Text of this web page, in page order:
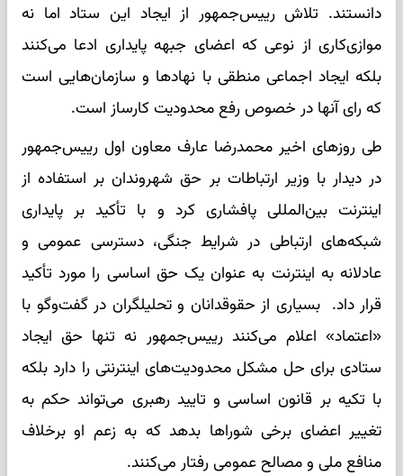
دانستند. تلاش رییس‌جمهور از ایجاد این ستاد اما نه
موازی‌کاری از نوعی که اعضای جبهه پایداری ادعا می‌کنند
بلکه ایجاد اجماعی منطقی با نهادها و سازمان‌هایی است
که رای آنها در خصوص رفع محدودیت کارساز است.
طی روزهای اخیر محمدرضا عارف معاون اول رییس‌جمهور
در دیدار با وزیر ارتباطات بر حق شهروندان بر استفاده از
اینترنت بین‌المللی پافشاری کرد و با تأکید بر پایداری
شبکه‌های ارتباطی در شرایط جنگی، دسترسی عمومی و
عادلانه به اینترنت به عنوان یک حق اساسی را مورد تأکید
قرار داد. بسیاری از حقوقدانان و تحلیلگران در گفت‌وگو با
«اعتماد» اعلام می‌کنند رییس‌جمهور نه تنها حق ایجاد
ستادی برای حل مشکل محدودیت‌های اینترنتی را دارد بلکه
با تکیه بر قانون اساسی و تایید رهبری می‌تواند حکم به
تغییر اعضای برخی شوراها بدهد که به زعم او برخلاف
منافع ملی و مصالح عمومی رفتار می‌کنند.